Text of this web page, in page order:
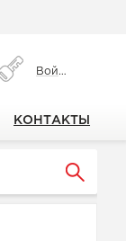
Войти
КОНТАКТЫ